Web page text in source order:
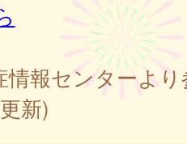
情報センターよ
新)